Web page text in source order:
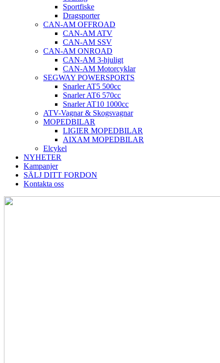
Sportfiske
Dragsporter
CAN-AM OFFROAD
CAN-AM ATV
CAN-AM SSV
CAN-AM ONROAD
CAN-AM 3-hjuligt
CAN-AM Motorcyklar
SEGWAY POWERSPORTS
Snarler AT5 500cc
Snarler AT6 570cc
Snarler AT10 1000cc
ATV-Vagnar & Skogsvagnar
MOPEDBILAR
LIGIER MOPEDBILAR
AIXAM MOPEDBILAR
Elcykel
NYHETER
Kampanjer
SÄLJ DITT FORDON
Kontakta oss